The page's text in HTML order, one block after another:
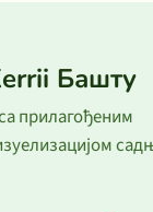
Башту
прилагођеним